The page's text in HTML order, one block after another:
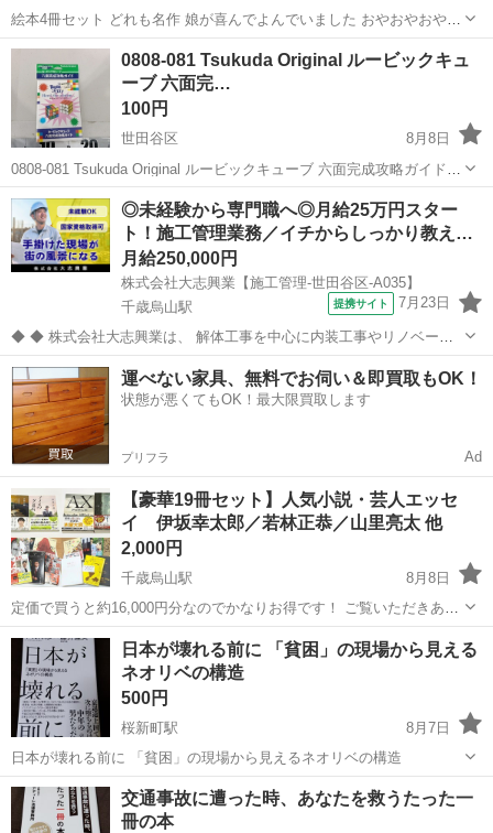
絵本4冊セット どれも名作 娘が喜んでよんでいました おやおやおやさ
い くだもの ぴよちゃんのいもうと ぴよちゃんのおかあさんどこ？ 汚
れ書き込みあります。 お渡しは、 世田谷区船橋のクリエイトを 予定
して...
東京 世田谷区
0808-081 Tsukuda Original ルービックキュ
ーブ 六面完…
100円
世田谷区
8月8日
0808-081 Tsukuda Original ルービックキューブ 六面完成攻略ガイド
攻略本 【状態】 ・使用に伴う多少のスレ、キズ、落としきれない汚れ
などございます ・詳細は現地でご確認ください ・お...
東京 世田谷区 ゲーム攻略本 ルービックキューブ
◎未経験から専門職へ◎月給25万円スター
ト！施工管理業務／イチからしっかり教え…
月給250,000円
株式会社大志興業【施工管理-世田谷区-A035】
千歳烏山駅
提携サイト 7月23日
◆ ◆ 株式会社大志興業は、 解体工事を中心に内装工事やリノベーシ
ョン工事まで幅広く手掛ける総合建設企業です。 住宅・店舗・ビルな
ど多様な現場に対応し、解体から施工、廃棄物処理まで一貫して行っ
ています。 20代～40代の...
東京 世田谷区 千歳烏山駅 その他
運べない家具、無料でお伺い＆即買取もOK！
状態が悪くてもOK！最大限買取します
プリフラ Ad
【豪華19冊セット】人気小説・芸人エッセ
イ 伊坂幸太郎／若林正恭／山里亮太 他
2,000円
千歳烏山駅
8月8日
定価で買うと約16,000円分なのでかなりお得です！ ご覧いただきあり
がとうございます！ 話題のベストセラー小説や、人気芸人・タレント
のエッセイなど、読みごたえ抜群の本19冊セットです。休日のまとめ
読みや、いろいろなジャン...
東京 世田谷区 千歳烏山駅 文芸
日本が壊れる前に 「貧困」の現場から見える
ネオリベの構造
500円
桜新町駅
8月7日
日本が壊れる前に 「貧困」の現場から見えるネオリベの構造
東京 世田谷区 桜新町駅 ビジネス、経済 日本
交通事故に遭った時、あなたを救うたった一
冊の本